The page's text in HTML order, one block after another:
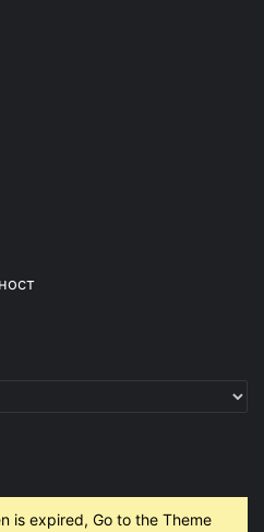
is expired, Go to the Theme